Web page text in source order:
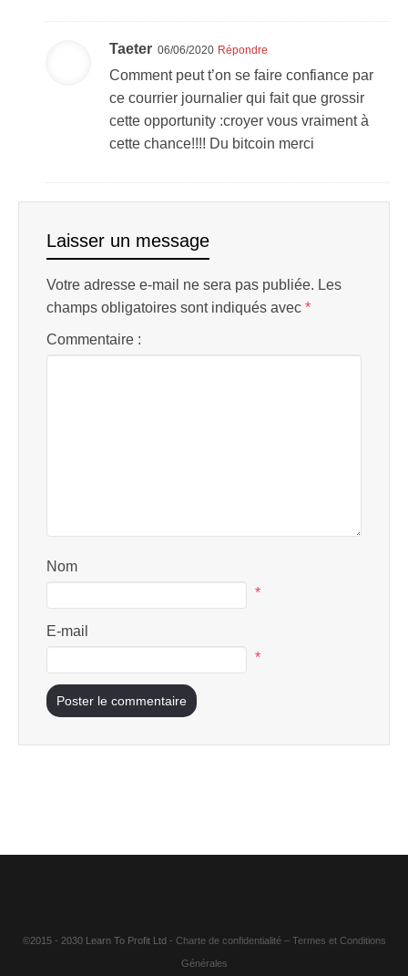
Taeter 06/06/2020 Répondre
Comment peut t’on se faire confiance par
ce courrier journalier qui fait que grossir
cette opportunity :croyer vous vraiment à
cette chance!!!! Du bitcoin merci
Laisser un message
Votre adresse e-mail ne sera pas publiée. Les
champs obligatoires sont indiqués avec *
Commentaire :
Nom
*
E-mail
*
©2015 - 2030 Learn To Profit Ltd - Charte de confidentialité– Termes et Conditions
Générales